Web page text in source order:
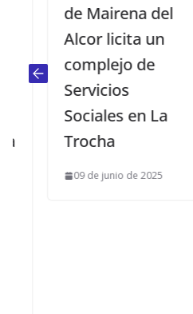
de Mairena del
Alcor licita un
complejo de
Servicios
Sociales en La
Trocha
09 de junio de 2025